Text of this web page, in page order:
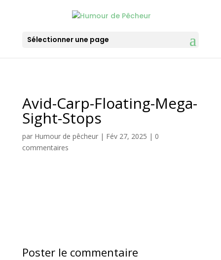
Sélectionner une page
Avid-Carp-Floating-Mega-
Sight-Stops
par Humour de pêcheur| Fév 27, 2025 | 0
commentaires
Poster le commentaire